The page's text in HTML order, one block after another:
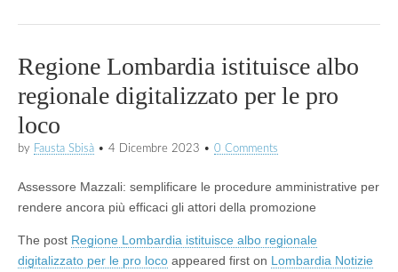
Regione Lombardia istituisce albo
regionale digitalizzato per le pro
loco
by Fausta Sbisà • 4 Dicembre 2023 • 0 Comments
Assessore Mazzali: semplificare le procedure amministrative per
rendere ancora più efficaci gli attori della promozione
The post Regione Lombardia istituisce albo regionale
digitalizzato per le pro loco appeared first on Lombardia Notizie